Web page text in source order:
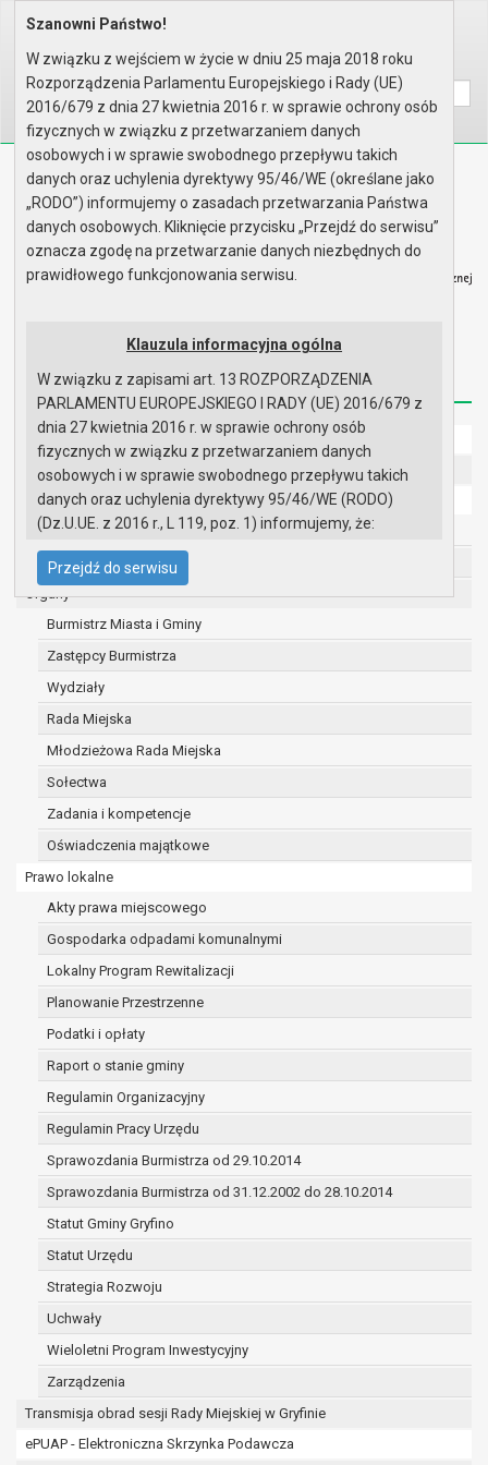
Home Informacje
Wyszukaj na stronie:
A
Biuletyn Informacji Publicznej
Urząd Miasta i Gminy w Gryfinie
Strona główna Mapa serwisu Aktualności
Redakcja Instrukcja korzystania Dostępność
UMiG - telefony wewnętrzne
Ochrona danych osobowych
Urząd Miasta i Gminy w Gryfinie
Straż Miejska
Organy
Burmistrz Miasta i Gminy
Zastępcy Burmistrza
Wydziały
Rada Miejska
Młodzieżowa Rada Miejska
Sołectwa
Zadania i kompetencje
Oświadczenia majątkowe
Prawo lokalne
Akty prawa miejscowego
Gospodarka odpadami komunalnymi
Lokalny Program Rewitalizacji
Planowanie Przestrzenne
Podatki i opłaty
Raport o stanie gminy
Regulamin Organizacyjny
Regulamin Pracy Urzędu
Sprawozdania Burmistrza od 29.10.2014
Sprawozdania Burmistrza od 31.12.2002 do 28.10.2014
Statut Gminy Gryfino
Statut Urzędu
Strategia Rozwoju
Uchwały
Wieloletni Program Inwestycyjny
Zarządzenia
Transmisja obrad sesji Rady Miejskiej w Gryfinie
ePUAP - Elektroniczna Skrzynka Podawcza
Szanowni Państwo!
W związku z wejściem w życie w dniu 25 maja 2018 roku
Rozporządzenia Parlamentu Europejskiego i Rady (UE)
2016/679 z dnia 27 kwietnia 2016 r. w sprawie ochrony osób
fizycznych w związku z przetwarzaniem danych
osobowych i w sprawie swobodnego przepływu takich
danych oraz uchylenia dyrektywy 95/46/WE (określane jako
„RODO”) informujemy o zasadach przetwarzania Państwa
danych osobowych. Kliknięcie przycisku „Przejdź do serwisu”
oznacza zgodę na przetwarzanie danych niezbędnych do
prawidłowego funkcjonowania serwisu.
Klauzula informacyjna ogólna
W związku z zapisami art. 13 ROZPORZĄDZENIA
PARLAMENTU EUROPEJSKIEGO I RADY (UE) 2016/679 z
dnia 27 kwietnia 2016 r. w sprawie ochrony osób
fizycznych w związku z przetwarzaniem danych
osobowych i w sprawie swobodnego przepływu takich
danych oraz uchylenia dyrektywy 95/46/WE (RODO)
(Dz.U.UE. z 2016 r., L 119, poz. 1) informujemy, że:
Administratorem Pani/Pana danych osobowych
jest:
ul. 1 Maja 16
74 -100 Gryfino
telefon: 91 416 20 11
e-mail:burmistrz@gryfino.pl
Dane kontaktowe Inspektora Ochrony Danych:
telefon: 91 416 20 11
e-mail:
Pani/Pana dane osobowe przetwarzane są
zgodnie z obowiązującymi przepisami prawa w
celu:
marca 1990 r. o samorządzie gminnym
(Dz.U. z 2017r., poz. 1875 ze zm.) oraz z
szeregu ustaw kompetencyjnych
(merytorycznych), a także obowiązków i
nadrzędne wobec Gminy;
zawarcia i realizacji umów;
ochrony żywotnych interesów osoby, której
dane dotyczą, lub innej osoby fizycznej;
wykonania zadania realizowanego w
interesie publicznym lub w ramach
sprawowania władzy publicznej
powierzonej administratorowi;
w pozostałych przypadkach dane osobowe
przetwarzane są wyłącznie na podstawie
określonym w treści zgody.
W związku z przetwarzaniem danych w celu
wskazanym w pkt. 3, dane osobowe mogą być
udostępniane innym upoważnionym odbiorcom lub
kategoriom odbiorców danych osobowych.
Odbiorcami mogą być:
podmioty, które przetwarzają dane
Przejdź do serwisu